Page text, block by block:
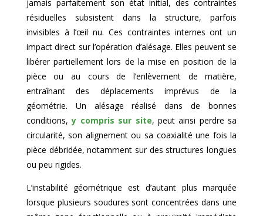
jamais parfaitement son état initial, des contraintes
résiduelles subsistent dans la structure, parfois
invisibles à l’œil nu. Ces contraintes internes ont un
impact direct sur l’opération d’alésage. Elles peuvent se
libérer partiellement lors de la mise en position de la
pièce ou au cours de l’enlèvement de matière,
entraînant des déplacements imprévus de la
géométrie. Un alésage réalisé dans de bonnes
conditions,y compris sur site, peut ainsi perdre sa
circularité, son alignement ou sa coaxialité une fois la
pièce débridée, notamment sur des structures longues
ou peu rigides.
L’instabilité géométrique est d’autant plus marquée
lorsque plusieurs soudures sont concentrées dans une